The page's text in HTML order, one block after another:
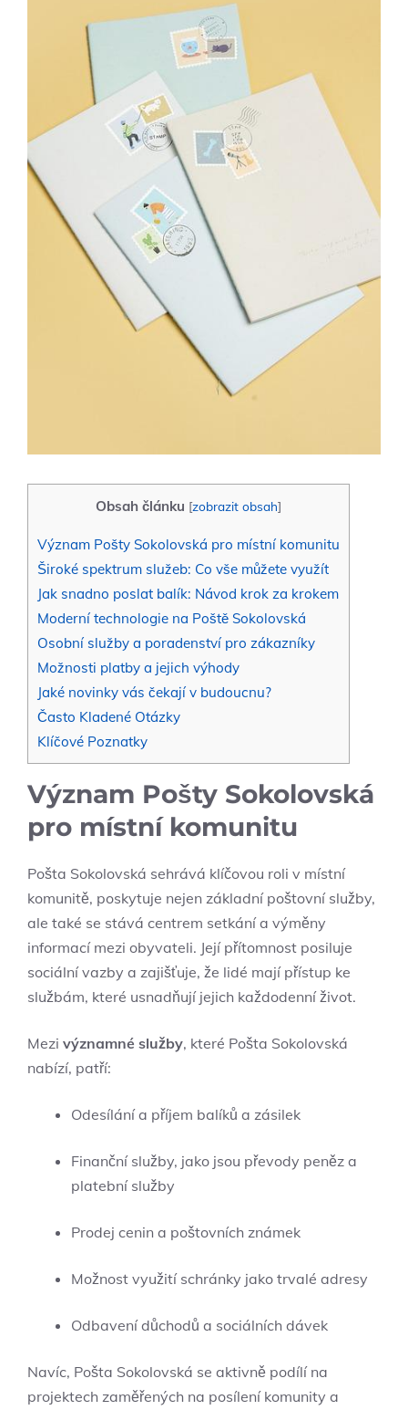
Obsah článku [zobrazit obsah]
Význam Pošty Sokolovská pro místní komunitu
Široké spektrum služeb: Co vše můžete využít
Jak snadno poslat balík: Návod krok za krokem
Moderní technologie na Poště Sokolovská
Osobní služby a poradenství pro zákazníky
Možnosti platby a jejich výhody
Jaké novinky vás čekají v budoucnu?
Často Kladené Otázky
Klíčové Poznatky
Význam Pošty Sokolovská
pro místní komunitu
Pošta Sokolovská sehrává klíčovou roli v místní
komunitě, poskytuje nejen základní poštovní služby,
ale také se stává centrem setkání a výměny
informací mezi obyvateli. Její přítomnost posiluje
sociální vazby a zajišťuje, že lidé mají přístup ke
službám, které usnadňují jejich každodenní život.
Mezi významné služby, které Pošta Sokolovská
nabízí, patří:
Odesílání a příjem balíků a zásilek
Finanční služby, jako jsou převody peněz a
platební služby
Prodej cenin a poštovních známek
Možnost využití schránky jako trvalé adresy
Odbavení důchodů a sociálních dávek
Navíc, Pošta Sokolovská se aktivně podílí na
projektech zaměřených na posílení komunity a